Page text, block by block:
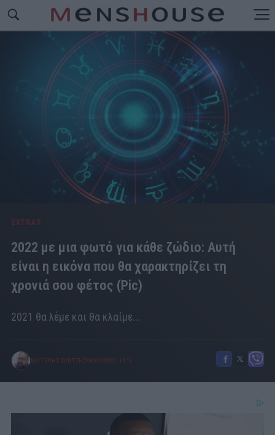
EXTRAS
2022 με μια φωτό για κάθε ζώδιο: Αυτή
είναι η εικόνα που θα χαρακτηρίζει τη
χρονιά σου φέτος (Pic)
2021 θα λέμε και θα κλαίμε...
ΒΑΓΓΕΛΗΣ ΧΑΝΤΖΗΣ 04/01/2022 19:15